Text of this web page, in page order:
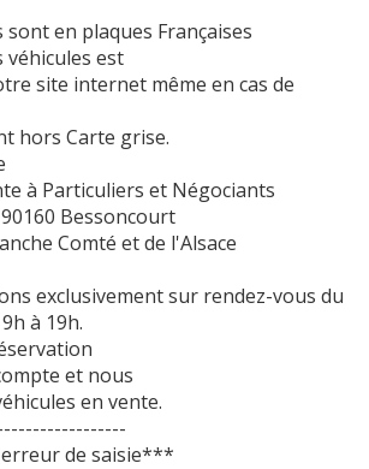
en plaques Françaises
véhicules est
site internet même en cas de
hors Carte grise.
à Particuliers et Négociants
Bessoncourt
Comté et de l'Alsace
exclusivement sur rendez-vous du
à 19h.
et nous
en vente.
de saisie***